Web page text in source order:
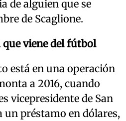
de alguien que se
de Scaglione.
viene del fútbol
está en una operación
a 2016, cuando
vicepresidente de San
préstamo en dólares,